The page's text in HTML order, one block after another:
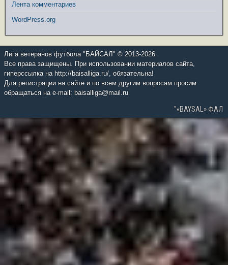
Лента комментариев
WordPress.org
Лига ветеранов футбола "БАЙСАЛ" © 2013-2026
Все права защищены. При использовании материалов сайта,
гиперссылка на http://baisalliga.ru/, обязательна!
Для регистрации на сайте и по всем другим вопросам просим
обращаться на e-mail: baisalliga@mail.ru
"«BAYSAL» ФАЛ